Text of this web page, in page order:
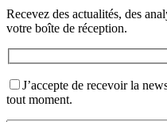
Recevez des actualités, des
votre boîte de réception.
J’accepte de recevoir la
tout moment.